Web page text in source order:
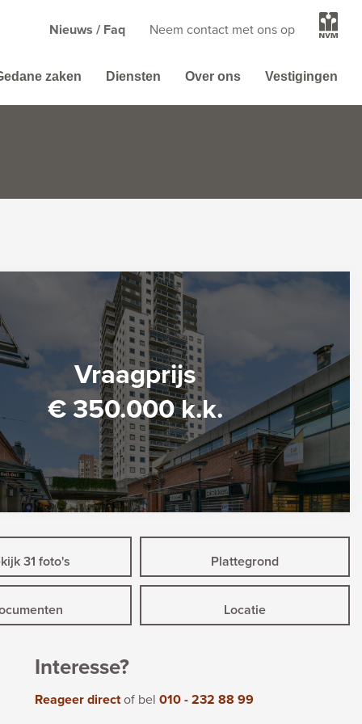
Nieuws / Faq Neem contact met ons op
zaken Diensten Over ons Vestigingen
Vraagprijs
€ 350.000 k.k.
31 foto's Plattegrond
Locatie
Interesse?
Reageer directof bel 010 - 232 88 99